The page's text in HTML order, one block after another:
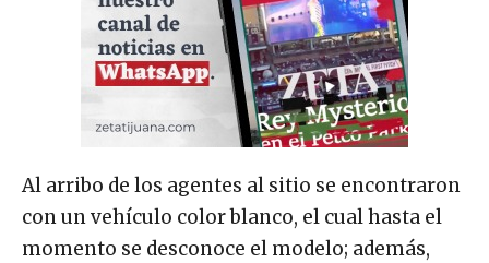
Al arribo de los agentes al sitio se encontraron
con un vehículo color blanco, el cual hasta el
momento se desconoce el modelo; además,